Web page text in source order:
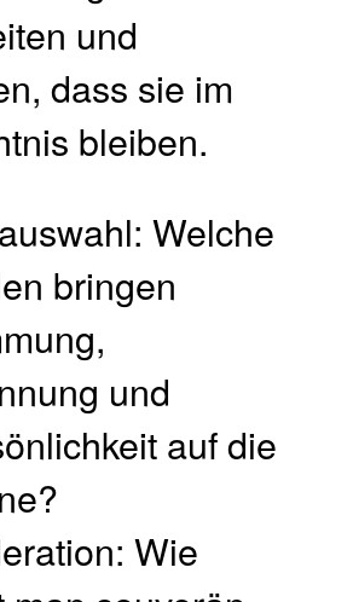
und
dass sie im
bleiben.
Welche
bringen
und
auf die
Wie